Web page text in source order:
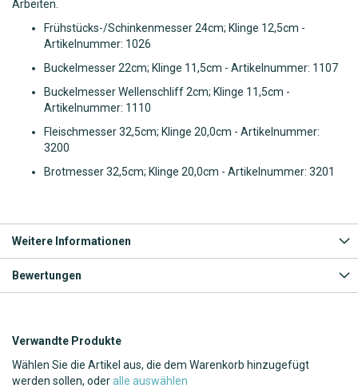
Arbeiten.
Frühstücks-/Schinkenmesser 24cm; Klinge 12,5cm -
Artikelnummer: 1026
Buckelmesser 22cm; Klinge 11,5cm - Artikelnummer: 1107
Buckelmesser Wellenschliff 2cm; Klinge 11,5cm -
Artikelnummer: 1110
Fleischmesser 32,5cm; Klinge 20,0cm - Artikelnummer:
3200
Brotmesser 32,5cm; Klinge 20,0cm - Artikelnummer: 3201
Weitere Informationen
Bewertungen
Verwandte Produkte
Wählen Sie die Artikel aus, die dem Warenkorb hinzugefügt
werden sollen, oderalle auswählen